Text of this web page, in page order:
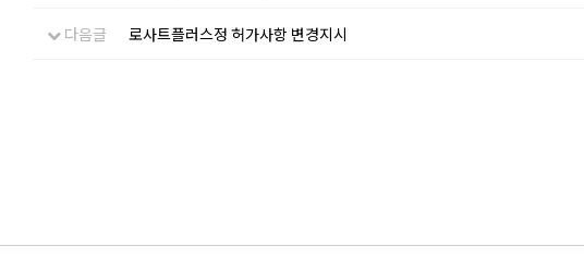
다음글 로사트플러스정 허가사항 변경지시